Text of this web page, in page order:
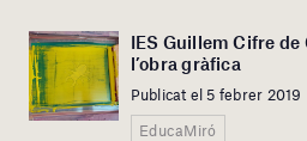
IES Guillem Cifre de
l’obra gràfica
Publicat el 5 febrer 2019
EducaMiró